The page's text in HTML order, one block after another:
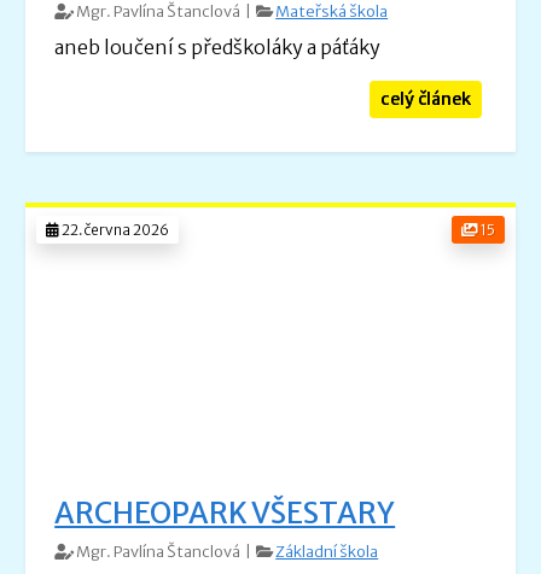
Mgr. Pavlína Štanclová | Mateřská škola
aneb loučení s předškoláky a páťáky
celý článek
15
22.června 2026
ARCHEOPARK VŠESTARY
Mgr. Pavlína Štanclová | Základní škola